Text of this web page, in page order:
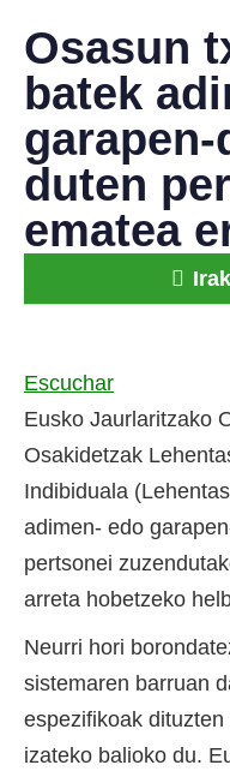
Osasun
batek
duten
ematea
Escuchar
Eusko Jaurlaritzako
Osakidetzak
Indibiduala
adimen- edo
pertsonei
arreta hobetzeko
Neurri hori
sistemaren barruan
espezifikoak
izateko balioko du.